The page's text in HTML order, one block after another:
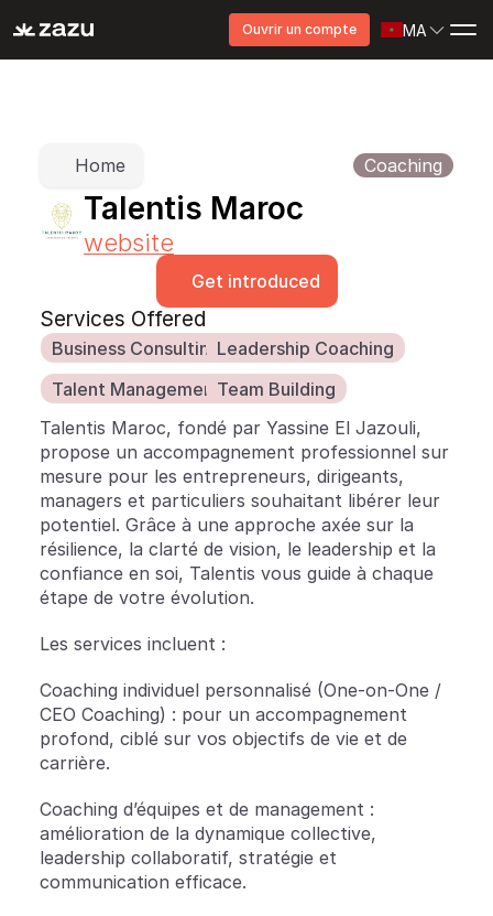
Ouvrir un compte MA
Home Coaching
Talentis Maroc
website
Get introduced
Services Offered
Business ConsultingLeadership Coaching
Talent ManagementTeam Building
Talentis Maroc, fondé par Yassine El Jazouli,
propose un accompagnement professionnel sur
mesure pour les entrepreneurs, dirigeants,
managers et particuliers souhaitant libérer leur
potentiel. Grâce à une approche axée sur la
résilience, la clarté de vision, le leadership et la
confiance en soi, Talentis vous guide à chaque
étape de votre évolution.
Les services incluent :
Coaching individuel personnalisé (One-on-One /
CEO Coaching) : pour un accompagnement
profond, ciblé sur vos objectifs de vie et de
carrière.
Coaching d’équipes et de management :
amélioration de la dynamique collective,
leadership collaboratif, stratégie et
communication efficace.